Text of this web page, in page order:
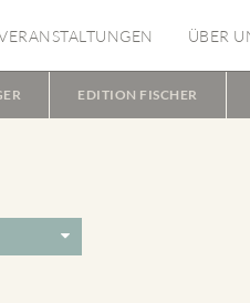
ÜBER
EDITION FISCHER